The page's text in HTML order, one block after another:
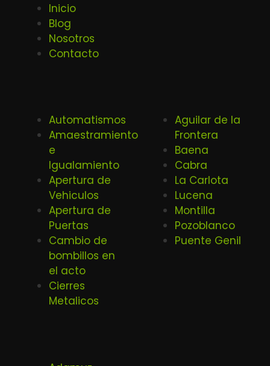
Inicio
Blog
Nosotros
Contacto
Automatismos
Amaestramiento
e
Igualamiento
Apertura de
Vehiculos
Apertura de
Puertas
Cambio de
bombillos en
el acto
Cierres
Metalicos
Aguilar de la
Frontera
Baena
Cabra
La Carlota
Lucena
Montilla
Pozoblanco
Puente Genil